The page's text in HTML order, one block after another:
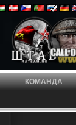
КОМАНДА